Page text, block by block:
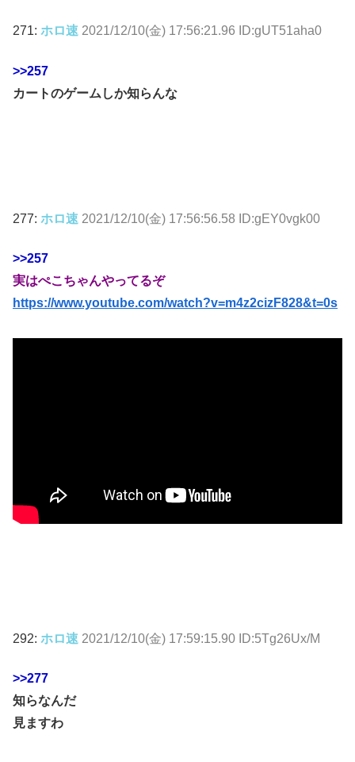
271: ホロ速 2021/12/10(金) 17:56:21.96 ID:gUT51aha0
>>257
カートのゲームしか知らんな
277: ホロ速 2021/12/10(金) 17:56:56.58 ID:gEY0vgk00
>>257
実はぺこちゃんやってるぞ
https://www.youtube.com/watch?v=m4z2cizF828&t=0s
292: ホロ速 2021/12/10(金) 17:59:15.90 ID:5Tg26Ux/M
>>277
知らなんだ
見ますわ